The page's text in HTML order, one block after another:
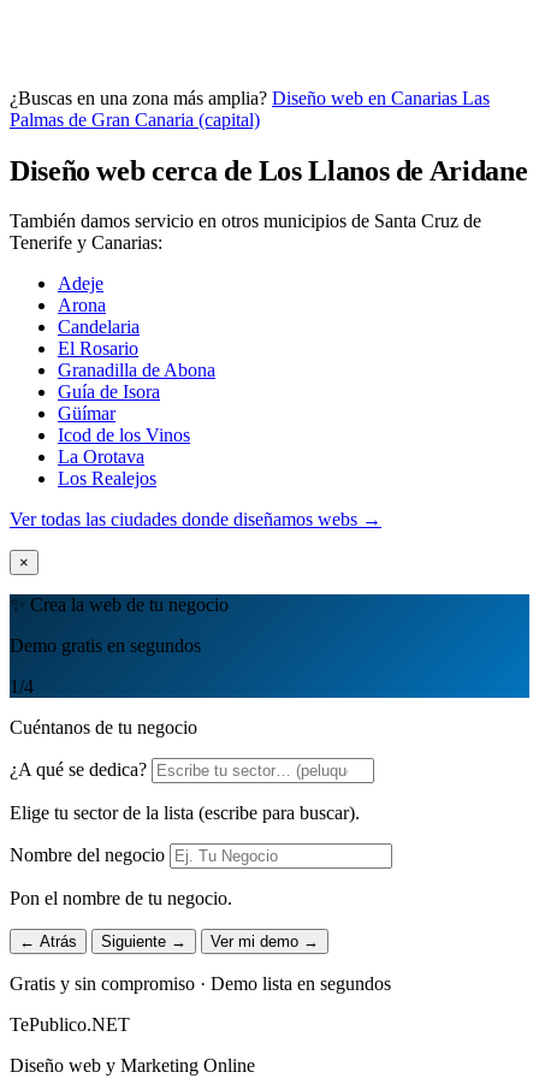
Quiero mi panel
¿Buscas en una zona más amplia? Diseño web en Canarias Las
Palmas de Gran Canaria (capital)
Diseño web cerca de Los Llanos de Aridane
También damos servicio en otros municipios de Santa Cruz de
Tenerife y Canarias:
Adeje
Arona
Candelaria
El Rosario
Granadilla de Abona
Guía de Isora
Güímar
Icod de los Vinos
La Orotava
Los Realejos
Ver todas las ciudades donde diseñamos webs →
×
✨ Crea la web de tu negocio
Demo gratis en segundos
1/4
Cuéntanos de tu negocio
¿A qué se dedica?
Elige tu sector de la lista (escribe para buscar).
Nombre del negocio
Pon el nombre de tu negocio.
← Atrás Siguiente → Ver mi demo →
Gratis y sin compromiso · Demo lista en segundos
TePublico.NET
Diseño web y Marketing Online